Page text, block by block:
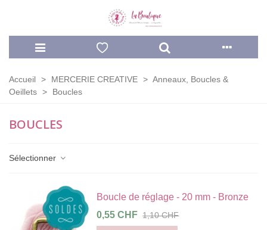
Accueil > MERCERIE CREATIVE > Anneaux, Boucles &
Oeillets > Boucles
BOUCLES
Sélectionner
Boucle de réglage - 20 mm - Bronze
0,55 CHF 1,10 CHF